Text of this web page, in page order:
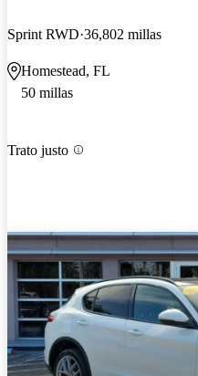
Sprint RWD 36,802 millas
Homestead, FL
50 millas
Trato justo